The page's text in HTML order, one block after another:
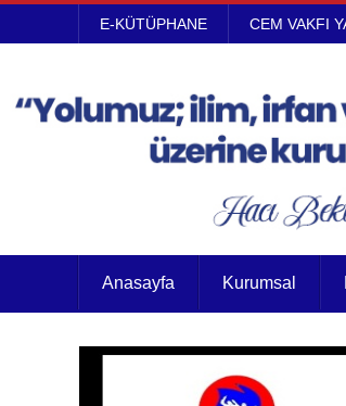
E-KÜTÜPHANE CEM VAKFI
Anasayfa Kurumsal